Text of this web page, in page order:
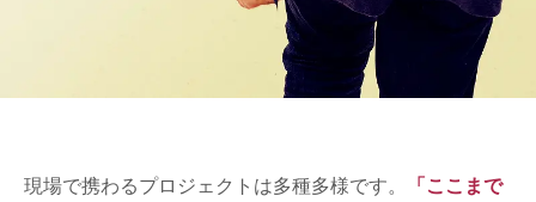
現場で携わるプロジェクトは多種多様です。
「ここまで